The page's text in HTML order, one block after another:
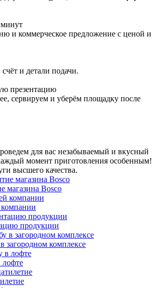
и коммерческое предложение с ценой и
и детали подачи.
презентацию
сервируем и уберём площадку после
для вас незабываемый и вкусный
момент приготовления особенным!
высшего качества.
магазина Bosco
продукции
загородном комплексе
лофте